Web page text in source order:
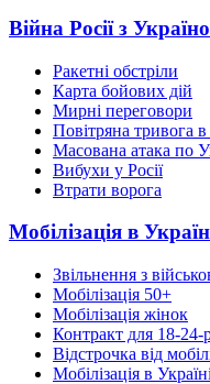
Війна Росії з
Ракетні обстріли
Карта бойових дій
Мирні переговори
Повітряна тривога в
Масована атака по
Вибухи у Росії
Втрати ворога
Мобілізація в
Звільнення з
Мобілізація 50+
Мобілізація жінок
Контракт для 18-24-
Відстрочка від
Мобілізація в